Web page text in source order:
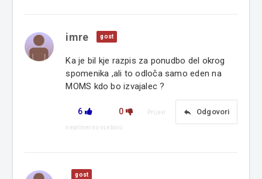
imre gost
Ka je bil kje razpis za ponudbo del okrog
spomenika ,ali to odloča samo eden na
MOMS kdo bo izvajalec ?
6 0 reply Odgovori
Prijavi
neprimerno vsebino
gost